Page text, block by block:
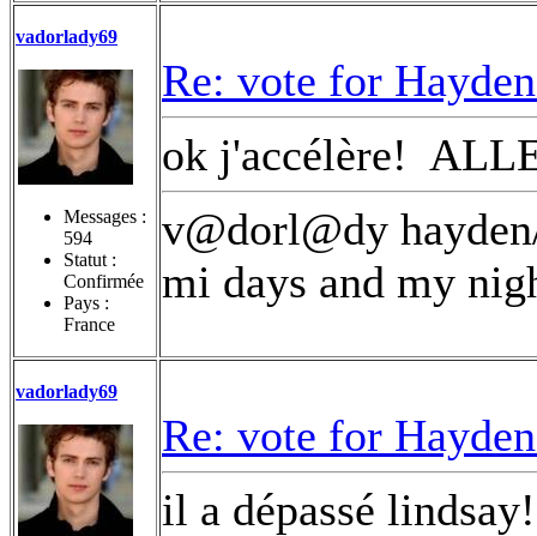
vadorlady69
Messages :
594
Statut :
Confirmée
Pays :
France
Re: vote for
ok j'accélère!
v@dorl@dy
mi days and my
vadorlady69
Re: vote for
il a dépassé lindsay!